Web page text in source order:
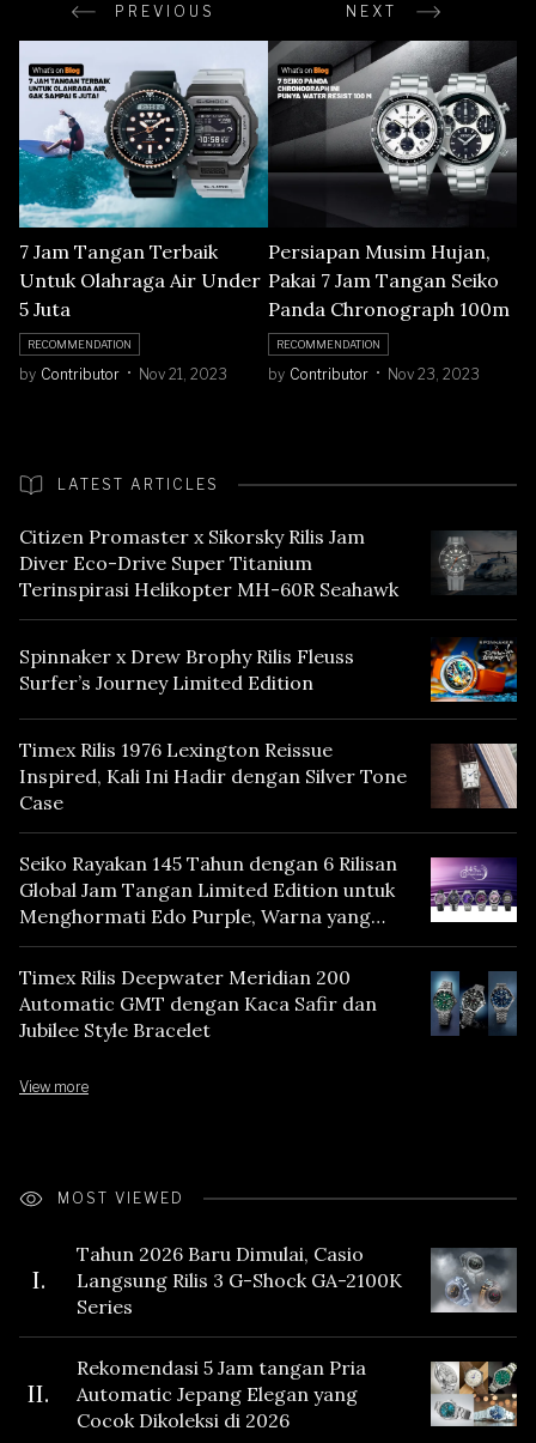
PREVIOUS NEXT
7 Jam Tangan Terbaik
Untuk Olahraga Air Under
5 Juta
RECOMMENDATION
by Contributor Nov 21, 2023
Persiapan Musim Hujan,
Pakai 7 Jam Tangan Seiko
Panda Chronograph 100m
RECOMMENDATION
by Contributor Nov 23, 2023
LATEST ARTICLES
Citizen Promaster x Sikorsky Rilis Jam
Diver Eco-Drive Super Titanium
Terinspirasi Helikopter MH-60R Seahawk
Spinnaker x Drew Brophy Rilis Fleuss
Surfer’s Journey Limited Edition
Timex Rilis 1976 Lexington Reissue
Inspired, Kali Ini Hadir dengan Silver Tone
Case
Seiko Rayakan 145 Tahun dengan 6 Rilisan
Global Jam Tangan Limited Edition untuk
Menghormati Edo Purple, Warna yang
Mencerminkan Warisan Tokyo
Timex Rilis Deepwater Meridian 200
Automatic GMT dengan Kaca Safir dan
Jubilee Style Bracelet
View more
MOST VIEWED
I.
Tahun 2026 Baru Dimulai, Casio
Langsung Rilis 3 G-Shock GA-2100K
Series
II.
Rekomendasi 5 Jam tangan Pria
Automatic Jepang Elegan yang
Cocok Dikoleksi di 2026